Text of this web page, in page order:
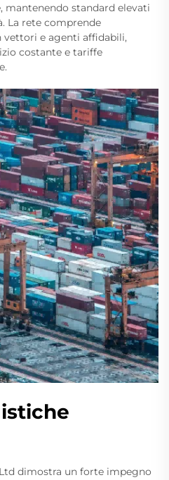
mantenendo standard elevati
La rete comprende
vettori e agenti affidabili,
costante e tariffe
dimostra un forte impegno